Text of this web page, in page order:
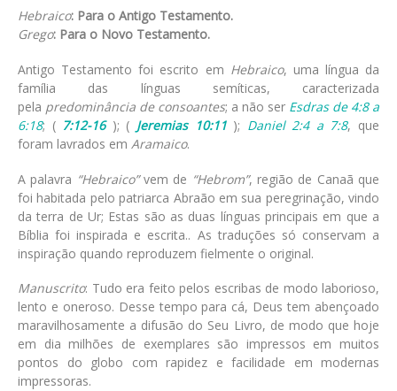
Hebraico: Para o Antigo Testamento.
Grego: Para o Novo Testamento.
Antigo Testamento foi escrito em Hebraico, uma língua da
família das línguas semíticas, caracterizada
pela predominância de consoantes; a não ser Esdras de 4:8 a
6:18; ( 7:12-16); ( Jeremias 10:11); Daniel 2:4 a 7:8, que
foram lavrados em Aramaico.
A palavra “Hebraico”vem de “Hebrom”, região de Canaã que
foi habitada pelo patriarca Abraão em sua peregrinação, vindo
da terra de Ur; Estas são as duas línguas principais em que a
Bíblia foi inspirada e escrita.. As traduções só conservam a
inspiração quando reproduzem fielmente o original.
Manuscrito: Tudo era feito pelos escribas de modo laborioso,
lento e oneroso. Desse tempo para cá, Deus tem abençoado
maravilhosamente a difusão do Seu Livro, de modo que hoje
em dia milhões de exemplares são impressos em muitos
pontos do globo com rapidez e facilidade em modernas
impressoras.